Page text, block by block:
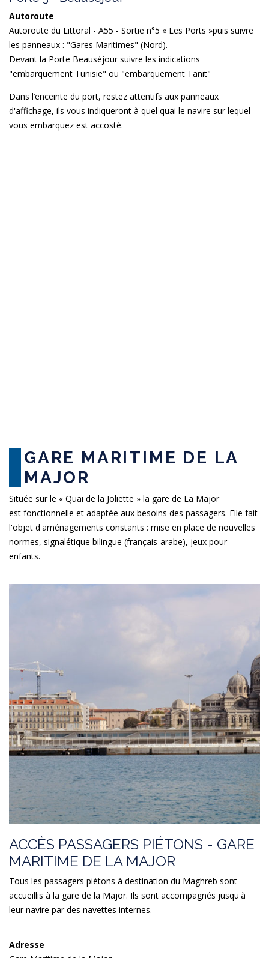
Autoroute
Autoroute du Littoral - A55 - Sortie n°5 « Les Ports »puis suivre
les panneaux : "Gares Maritimes" (Nord).
Devant la Porte Beauséjour suivre les indications
"embarquement Tunisie" ou "embarquement Tanit"
Dans l’enceinte du port, restez attentifs aux panneaux
d'affichage, ils vous indiqueront à quel quai le navire sur lequel
vous embarquez est accosté.
GARE MARITIME DE LA
MAJOR
Située sur le « Quai de la Joliette » la gare de La Major
est fonctionnelle et adaptée aux besoins des passagers. Elle fait
l'objet d'aménagements constants : mise en place de nouvelles
normes, signalétique bilingue (français-arabe), jeux pour
enfants.
ACCÈS PASSAGERS PIÉTONS - GARE
MARITIME DE LA MAJOR
Tous les passagers piétons à destination du Maghreb sont
accueillis à la gare de la Major. Ils sont accompagnés jusqu'à
leur navire par des navettes internes.
Adresse